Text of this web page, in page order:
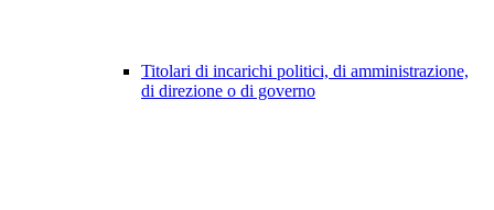
Titolari di incarichi politici, di amministrazione,
di direzione o di governo